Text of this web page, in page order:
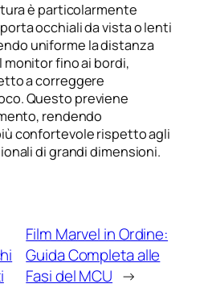
è particolarmente
occhiali da vista o lenti
uniforme la distanza
fino ai bordi,
a correggere
Questo previene
rendendo
confortevole rispetto agli
di grandi dimensioni.
Film Marvel in Ordine:
Guida Completa alle
Fasi del MCU →